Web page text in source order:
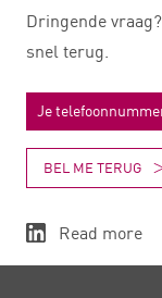
Dringende
snel terug.
BEL ME TERUG
Read more